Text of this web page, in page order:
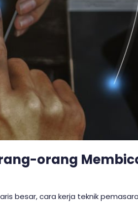
orang
besar, cara kerja teknik